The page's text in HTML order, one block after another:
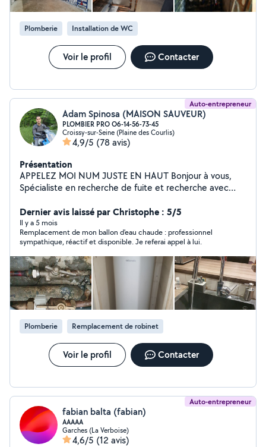
Plomberie Installation de WC
Voir le profil Contacter
Auto-entrepreneur
Adam Spinosa (MAISON SAUVEUR)
PLOMBIER PRO O6-14-56-73-45
Croissy-sur-Seine (Plaine des Courlis)
4,9/5 (78 avis)
Présentation
APPELEZ MOI NUM JUSTE EN HAUT Bonjour à vous,
Spécialiste en recherche de fuite et recherche avec
directement au num J'ai travaillé dans le bâtiment et
dans la rénovation énergétique pendant plusieurs
années. Je détiens un diplôme de plomberie et génie
climatique. Je peux vous faire un dépannage plomberie
/ climatisation, et également des entretiens réguliers,
nécessaire pour les installations climatisations et
plomberie. Conseil en isolation et diagnostics. (
également un Master en communication digitale)
Dernier avis laissé par Christophe : 5/5
Il y a 5 mois
Remplacement de mon ballon d'eau chaude : professionnel
sympathique, réactif et disponible. Je referai appel à lui.
Plomberie Remplacement de robinet
Voir le profil Contacter
Auto-entrepreneur
fabian balta (fabian)
AAAAA
Garches (La Verboise)
4,6/5 (12 avis)